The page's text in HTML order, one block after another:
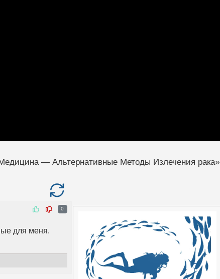
— Альтернативные Методы Излечения рака»
0
для меня.